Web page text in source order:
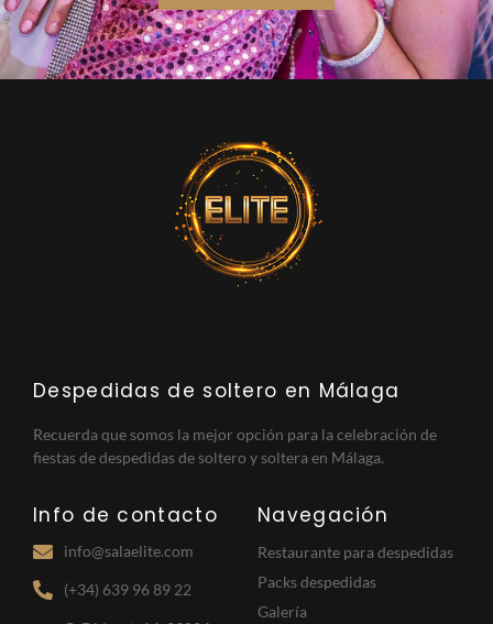
Despedidas de soltero en Málaga
Recuerda que somos la mejor opción para la celebración de
fiestas de despedidas de soltero y soltera en Málaga.
Info de contacto
info@salaelite.com
(+34) 639 96 89 22
Navegación
Restaurante para despedidas
Packs despedidas
Galería